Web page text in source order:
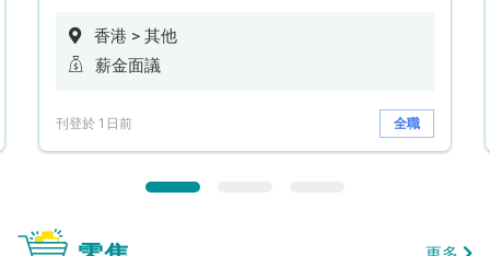
香港 > 其他
薪金面議
刊登於 1日前 全職